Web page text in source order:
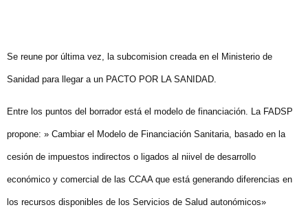
Se reune por última vez, la subcomision creada en el Ministerio de
Sanidad para llegar a un PACTO POR LA SANIDAD.
Entre los puntos del borrador está el modelo de financiación. La FADSP
propone: » Cambiar el Modelo de Financiación Sanitaria, basado en la
cesión de impuestos indirectos o ligados al niivel de desarrollo
económico y comercial de las CCAA que está generando diferencias en
los recursos disponibles de los Servicios de Salud autonómicos»